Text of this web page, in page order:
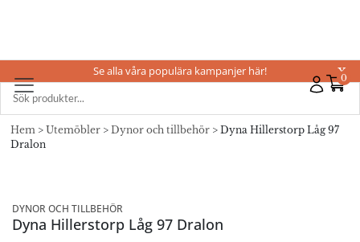
0
Se alla våra populära kampanjer här! X
Hem > Utemöbler > Dynor och tillbehör > Dyna Hillerstorp Låg 97
Dralon
DYNOR OCH TILLBEHÖR
Dyna Hillerstorp Låg 97 Dralon